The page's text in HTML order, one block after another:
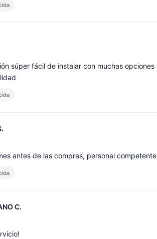
súper fácil de instalar con muchas
antes de las compras, personal
C.